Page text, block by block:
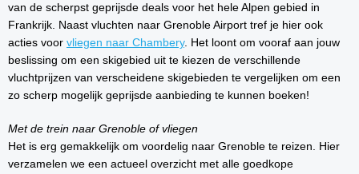
van de scherpst geprijsde deals voor het hele Alpen gebied in
Frankrijk. Naast vluchten naar Grenoble Airport tref je hier ook
acties voor vliegen naar Chambery. Het loont om vooraf aan jouw
beslissing om een skigebied uit te kiezen de verschillende
vluchtprijzen van verscheidene skigebieden te vergelijken om een
zo scherp mogelijk geprijsde aanbieding te kunnen boeken!
Met de trein naar Grenoble of vliegen
Het is erg gemakkelijk om voordelig naar Grenoble te reizen. Hier
verzamelen we een actueel overzicht met alle goedkope